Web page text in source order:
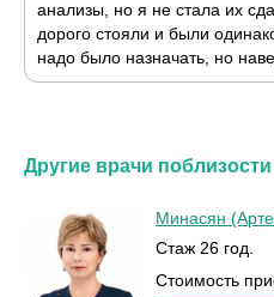
анализы, но я не стала их
дорого стояли и были
надо было назначать, но
Другие врачи поблизости
Минасян
Стаж 26 год.
Стоимость